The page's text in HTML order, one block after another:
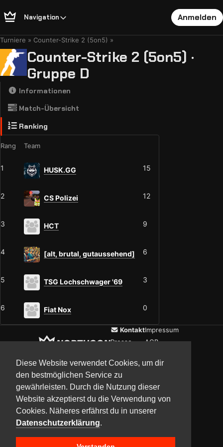
Diese Website verwendet Cookies, um dir
den bestmöglichen Service zu
gewährleisten. Durch die Nutzung dieser
Website akzeptierst du die Verwendung von
Cookies. Näheres erfährst du in unserer
Datenschutzerklärung.
Navigation Anmelden
Turniere Counter-Strike 2 (5on5)
Counter-Strike 2 (5on5) ·
Gruppe D
Informationen
Match-Übersicht
Ranking
Rang Team
1 HUSK.GG 15
2 CS Polizei 12
3 HCT 9
4 [alt, brutal, gutaussehend] 6
5 TSG Lochschwager '69 3
6 Fiat Nox 0
Kontakt
Presse
Impressum
AGB
UpdatesCommunityMedia